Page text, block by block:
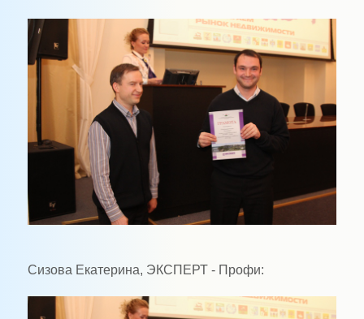
Сизова Екатерина, ЭКСПЕРТ - Профи: